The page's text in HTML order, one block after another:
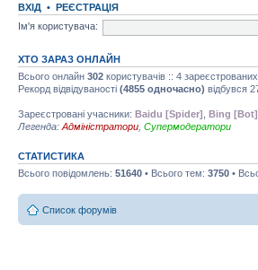
ВХІД • РЕЄСТРАЦІЯ
Ім'я користувача:
ХТО ЗАРАЗ ОНЛАЙН
Всього онлайн 302 користувачів :: 4
Рекорд відвідуваності (4855 одночасно) відбувся
Зареєстровані учасники: Baidu [Spider] Bing [Bot]
Легенда: Адміністратори Супермодератори
СТАТИСТИКА
Всього повідомлень: 51640 • Всього тем: 3750 •
Список форумів